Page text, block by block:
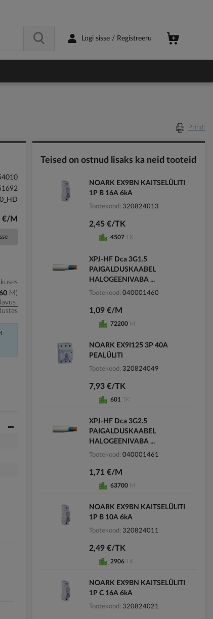
Logi sisse / Registreeru
Prindi
€/M
M
Teised on ostnud lisaks ka neid tooteid
NOARK EX9BN KAITSELÜLITI
1P B 16A 6kA
Tootekood 320824013
2,45 €/TK
4507 TK
XPJ-HF Dca 3G1.5
PAIGALDUSKAABEL
HALOGEENIVABA ...
Tootekood 040001460
1,09 €/M
72200 M
NOARK EX9I125 3P 40A
PEALÜLITI
Tootekood 320824049
7,93 €/TK
601 TK
XPJ-HF Dca 3G2.5
PAIGALDUSKAABEL
HALOGEENIVABA ...
Tootekood 040001461
1,71 €/M
63700 M
NOARK EX9BN KAITSELÜLITI
1P B 10A 6kA
Tootekood 320824011
2,49 €/TK
2906 TK
NOARK EX9BN KAITSELÜLITI
1P C 16A 6kA
Tootekood 320824021